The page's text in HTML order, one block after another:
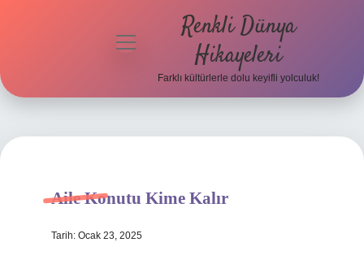
menüyü
Renkli Dünya
Hikayeleri
Farklı kültürlerle dolu keyifli yolculuk!
Aile Konutu Kime Kalır
Tarih: Ocak 23, 2025